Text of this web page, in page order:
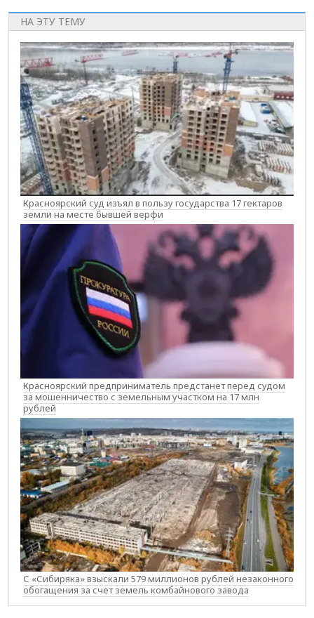
НА ЭТУ ТЕМУ
Красноярский суд изъял в пользу государства 17 гектаров
земли на месте бывшей верфи
Красноярский предприниматель предстанет перед судом
за мошенничество с земельным участком на 17 млн
рублей
С «Сибиряка» взыскали 579 миллионов рублей незаконного
обогащения за счет земель комбайнового завода